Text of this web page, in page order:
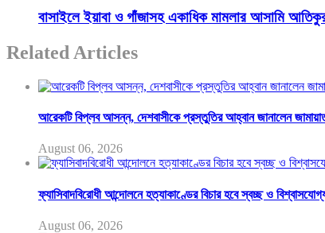
বাসাইলে ইয়াবা ও গাঁজাসহ একাধিক মামলার আসামি
Related Articles
আরেকটি বিপ্লব আসন্ন, দেশবাসীকে প্রস্তুতির আহ্বান জানালেন
August 06, 2026
ফ্যাসিবাদবিরোধী আন্দোলনে হত্যাকাণ্ডের বিচার হবে স্বচ্ছ ও
August 06, 2026